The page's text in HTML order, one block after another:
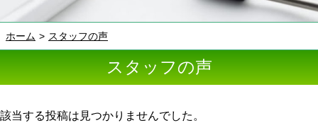
ホーム スタッフの声
スタッフの声
該当する投稿は見つかりませんでした。